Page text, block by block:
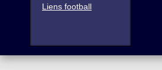
Liens football